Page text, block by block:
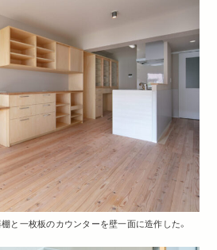
と一枚板のカウンターを壁一面に造作した。